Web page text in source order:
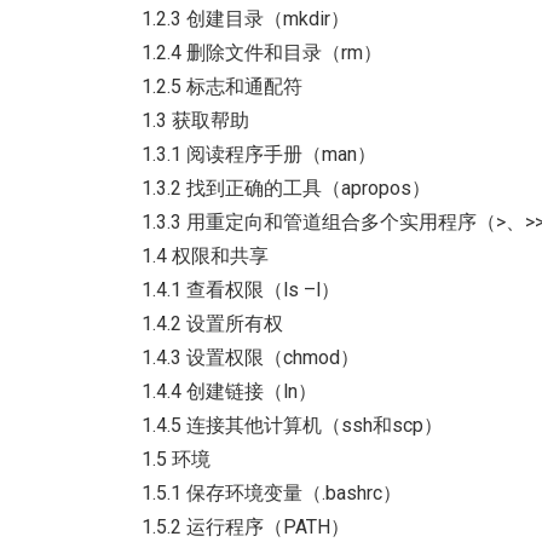
1.2.3 创建目录（mkdir）
1.2.4 删除文件和目录（rm）
1.2.5 标志和通配符
1.3 获取帮助
1.3.1 阅读程序手册（man）
1.3.2 找到正确的工具（apropos）
1.3.3 用重定向和管道组合多个实用程序（>、
1.4 权限和共享
1.4.1 查看权限（ls –l）
1.4.2 设置所有权
1.4.3 设置权限（chmod）
1.4.4 创建链接（ln）
1.4.5 连接其他计算机（ssh和scp）
1.5 环境
1.5.1 保存环境变量（.bashrc）
1.5.2 运行程序（PATH）